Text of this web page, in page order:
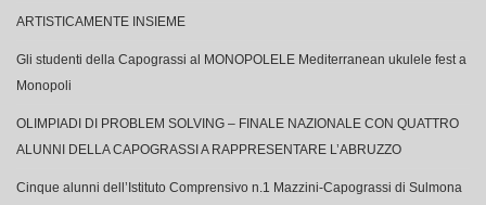
ARTISTICAMENTE INSIEME
Gli studenti della Capograssi al MONOPOLELE Mediterranean ukulele fest a
Monopoli
OLIMPIADI DI PROBLEM SOLVING – FINALE NAZIONALE CON QUATTRO
ALUNNI DELLA CAPOGRASSI A RAPPRESENTARE L’ABRUZZO
Cinque alunni dell’Istituto Comprensivo n.1 Mazzini-Capograssi di Sulmona